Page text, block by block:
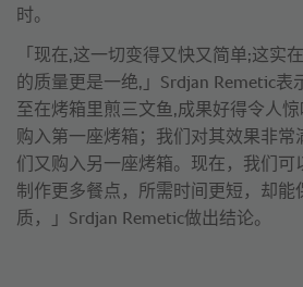
时。
「现在,这一切变得又快又简单;这实
的质量更是一绝,」Srdjan Remetic表
至在烤箱里煎三文鱼,成果好得令人
购入第一座烤箱；我们对其效果非常
们又购入另一座烤箱。现在，我们可
制作更多餐点，所需时间更短，却能
质，」Srdjan Remetic做出结论。